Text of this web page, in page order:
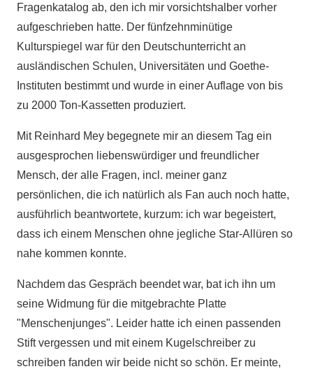
Fragenkatalog ab, den ich mir vorsichtshalber vorher
aufgeschrieben hatte. Der fünfzehnminütige
Kulturspiegel war für den Deutschunterricht an
ausländischen Schulen, Universitäten und Goethe-
Instituten bestimmt und wurde in einer Auflage von bis
zu 2000 Ton-Kassetten produziert.
Mit Reinhard Mey begegnete mir an diesem Tag ein
ausgesprochen liebenswürdiger und freundlicher
Mensch, der alle Fragen, incl. meiner ganz
persönlichen, die ich natürlich als Fan auch noch hatte,
ausführlich beantwortete, kurzum: ich war begeistert,
dass ich einem Menschen ohne jegliche Star-Allüren so
nahe kommen konnte.
Nachdem das Gespräch beendet war, bat ich ihn um
seine Widmung für die mitgebrachte Platte
"Menschenjunges". Leider hatte ich einen passenden
Stift vergessen und mit einem Kugelschreiber zu
schreiben fanden wir beide nicht so schön. Er meinte,